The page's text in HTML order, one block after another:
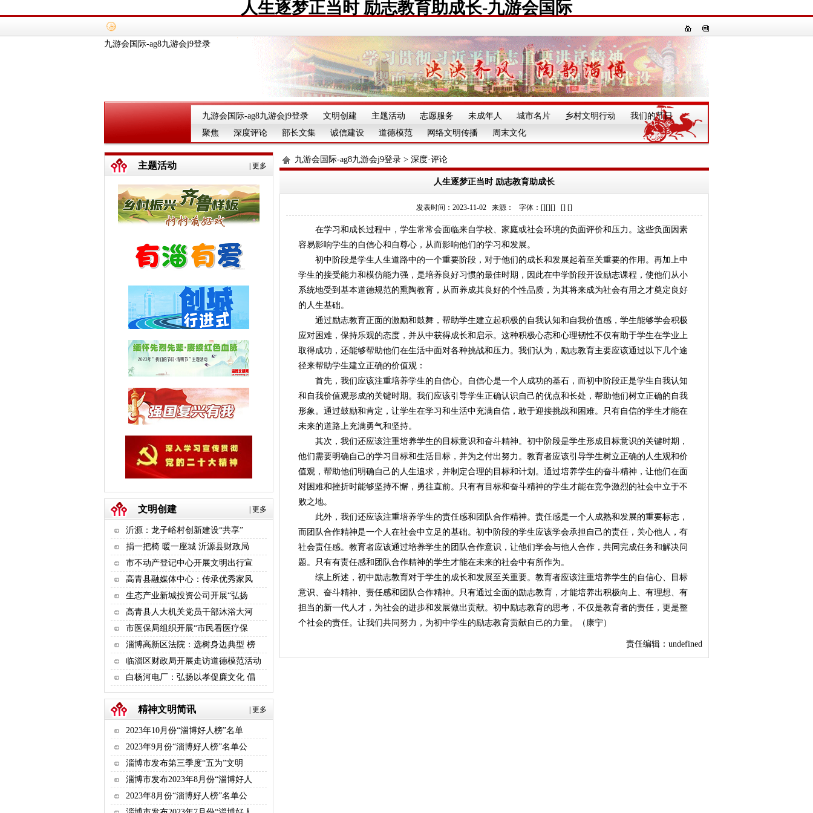
人生逐梦正当时 励志教育助成长-九游会国际
九游会国际-ag8九游会j9登录
九游会国际-ag8九游会j9登录 文明创建 主题活动 志愿服务 未成年人 城市名片 乡村文明行动 我们的节日 一
聚焦
深度评论 部长文集 诚信建设 道德模范 网络文明传播 周末文化
更多
主题活动
更多
文明创建
沂源：龙子峪村创新建设“共享”
捐一把椅 暖一座城 沂源县财政局
市不动产登记中心开展文明出行宣
高青县融媒体中心：传承优秀家风
生态产业新城投资公司开展“弘扬
高青县人大机关党员干部沐浴大河
市医保局组织开展“市民看医疗保
淄博高新区法院：选树身边典型 榜
临淄区财政局开展走访道德模范活动
白杨河电厂：弘扬以孝促廉文化 倡
更多
精神文明简讯
2023年10月份“淄博好人榜”名单
2023年9月份“淄博好人榜”名单公
淄博市发布第三季度“五为”文明
淄博市发布2023年8月份“淄博好人
2023年8月份“淄博好人榜”名单公
九游会国际-ag8九游会j9登录 > 深度·评论
人生逐梦正当时 励志教育助成长
发表时间：2023-11-02 来源： 字体：[][][] [] []
在学习和成长过程中，学生常常会面临来自学校、家庭或社会环境的负面评价和压力。这些负面因素
容易影响学生的自信心和自尊心，从而影响他们的学习和发展。
初中阶段是学生人生道路中的一个重要阶段，对于他们的成长和发展起着至关重要的作用。再加上中
学生的接受能力和模仿能力强，是培养良好习惯的最佳时期，因此在中学阶段开设励志课程，使他们从小
系统地受到基本道德规范的熏陶教育，从而养成其良好的个性品质，为其将来成为社会有用之才奠定良好
的人生基础。
通过励志教育正面的激励和鼓舞，帮助学生建立起积极的自我认知和自我价值感，学生能够学会积极
应对困难，保持乐观的态度，并从中获得成长和启示。这种积极心态和心理韧性不仅有助于学生在学业上
取得成功，还能够帮助他们在生活中面对各种挑战和压力。我们认为，励志教育主要应该通过以下几个途
径来帮助学生建立正确的价值观：
首先，我们应该注重培养学生的自信心。自信心是一个人成功的基石，而初中阶段正是学生自我认知
和自我价值观形成的关键时期。我们应该引导学生正确认识自己的优点和长处，帮助他们树立正确的自我
形象。通过鼓励和肯定，让学生在学习和生活中充满自信，敢于迎接挑战和困难。只有自信的学生才能在
未来的道路上充满勇气和坚持。
其次，我们还应该注重培养学生的目标意识和奋斗精神。初中阶段是学生形成目标意识的关键时期，
他们需要明确自己的学习目标和生活目标，并为之付出努力。教育者应该引导学生树立正确的人生观和价
值观，帮助他们明确自己的人生追求，并制定合理的目标和计划。通过培养学生的奋斗精神，让他们在面
对困难和挫折时能够坚持不懈，勇往直前。只有有目标和奋斗精神的学生才能在竞争激烈的社会中立于不
败之地。
此外，我们还应该注重培养学生的责任感和团队合作精神。责任感是一个人成熟和发展的重要标志，
而团队合作精神是一个人在社会中立足的基础。初中阶段的学生应该学会承担自己的责任，关心他人，有
社会责任感。教育者应该通过培养学生的团队合作意识，让他们学会与他人合作，共同完成任务和解决问
题。只有有责任感和团队合作精神的学生才能在未来的社会中有所作为。
综上所述，初中励志教育对于学生的成长和发展至关重要。教育者应该注重培养学生的自信心、目标
意识、奋斗精神、责任感和团队合作精神。只有通过全面的励志教育，才能培养出积极向上、有理想、有
担当的新一代人才，为社会的进步和发展做出贡献。初中励志教育的思考，不仅是教育者的责任，更是整
个社会的责任。让我们共同努力，为初中学生的励志教育贡献自己的力量。（康宁）
责任编辑：undefined